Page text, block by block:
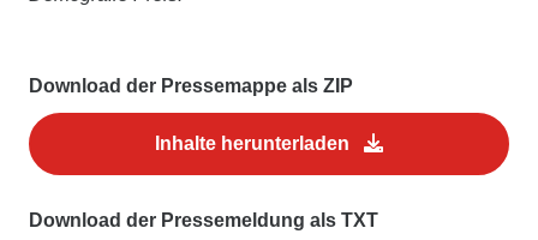
Download der Pressemappe als ZIP
Inhalte herunterladen
Download der Pressemeldung als TXT